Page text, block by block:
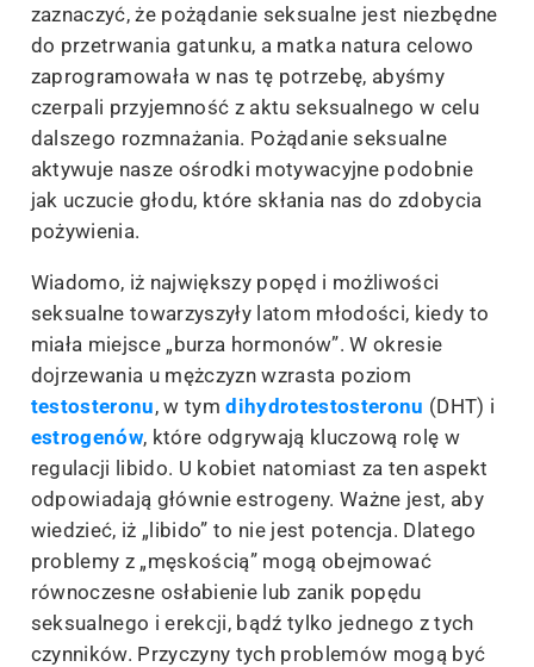
zaznaczyć, że pożądanie seksualne jest niezbędne
do przetrwania gatunku, a matka natura celowo
zaprogramowała w nas tę potrzebę, abyśmy
czerpali przyjemność z aktu seksualnego w celu
dalszego rozmnażania. Pożądanie seksualne
aktywuje nasze ośrodki motywacyjne podobnie
jak uczucie głodu, które skłania nas do zdobycia
pożywienia.
Wiadomo, iż największy popęd i możliwości
seksualne towarzyszyły latom młodości, kiedy to
miała miejsce „burza hormonów”. W okresie
dojrzewania u mężczyzn wzrasta poziom
testosteronu, w tymdihydrotestosteronu (DHT) i
estrogenów, które odgrywają kluczową rolę w
regulacji libido. U kobiet natomiast za ten aspekt
odpowiadają głównie estrogeny. Ważne jest, aby
wiedzieć, iż „libido” to nie jest potencja. Dlatego
problemy z „męskością” mogą obejmować
równoczesne osłabienie lub zanik popędu
seksualnego i erekcji, bądź tylko jednego z tych
czynników. Przyczyny tych problemów mogą być